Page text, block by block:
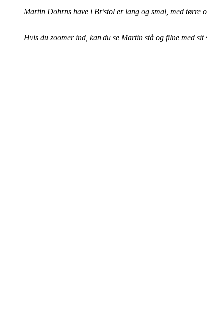
Martin Dohrns have i Bristol er lang og smal, med tørre
Hvis du zoomer ind, kan du se Martin stå og filne med